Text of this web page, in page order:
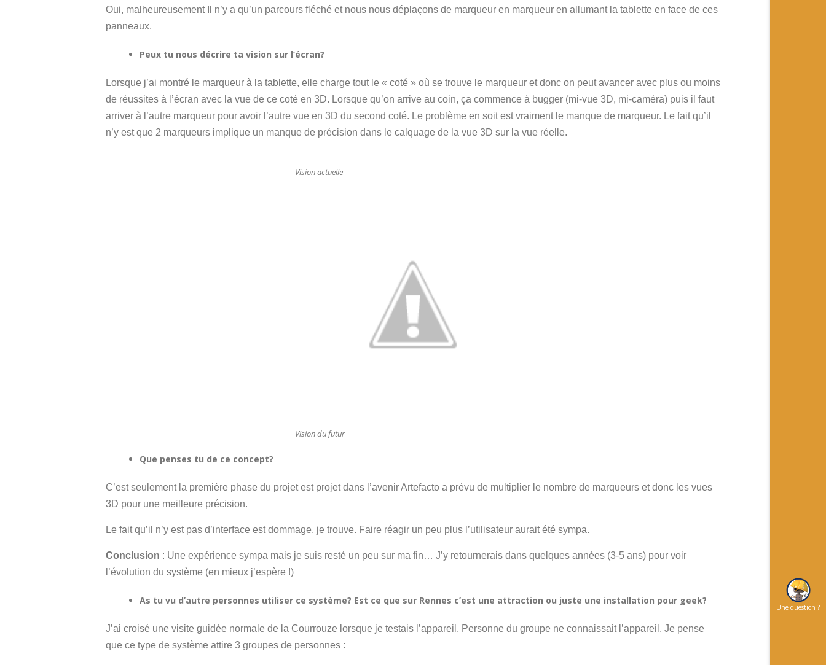
Oui, malheureusement Il n’y a qu’un parcours fléché et nous nous déplaçons de marqueur en marqueur en allumant la tablette en face de ces
panneaux.
Peux tu nous décrire ta vision sur l’écran?
Lorsque j’ai montré le marqueur à la tablette, elle charge tout le « coté » où se trouve le marqueur et donc on peut avancer avec plus ou moins
de réussites à l’écran avec la vue de ce coté en 3D. Lorsque qu’on arrive au coin, ça commence à bugger (mi-vue 3D, mi-caméra) puis il faut
arriver à l’autre marqueur pour avoir l’autre vue en 3D du second coté. Le problème en soit est vraiment le manque de marqueur. Le fait qu’il
n’y est que 2 marqueurs implique un manque de précision dans le calquage de la vue 3D sur la vue réelle.
Vision actuelle
Vision du futur
Que penses tu de ce concept?
C’est seulement la première phase du projet est projet dans l’avenir Artefacto a prévu de multiplier le nombre de marqueurs et donc les vues
3D pour une meilleure précision.
Le fait qu’il n’y est pas d’interface est dommage, je trouve. Faire réagir un peu plus l’utilisateur aurait été sympa.
Conclusion : Une expérience sympa mais je suis resté un peu sur ma fin… J’y retournerais dans quelques années (3-5 ans) pour voir
l’évolution du système (en mieux j’espère !)
As tu vu d’autre personnes utiliser ce système? Est ce que sur Rennes c’est une attraction ou juste une installation pour geek?
J’ai croisé une visite guidée normale de la Courrouze lorsque je testais l’appareil. Personne du groupe ne connaissait l’appareil. Je pense
que ce type de système attire 3 groupes de personnes :
Une question ?